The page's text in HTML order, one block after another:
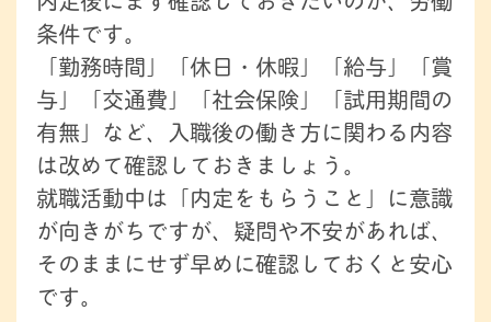
条件です。
「勤務時間」「休日・休暇」「給与」「賞
与」「交通費」「社会保険」「試用期間の
有無」など、入職後の働き方に関わる内容
は改めて確認しておきましょう。
就職活動中は「内定をもらうこと」に意識
が向きがちですが、疑問や不安があれば、
そのままにせず早めに確認しておくと安心
です。